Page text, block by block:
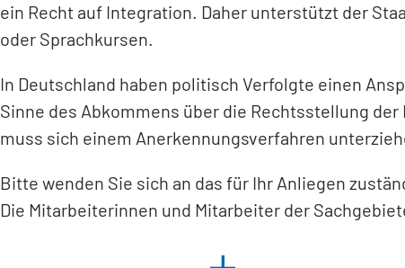
ein Recht auf Integration. Daher unterstützt der
oder Sprachkursen.
In Deutschland haben politisch Verfolgte einen
Sinne des Abkommens über die Rechtsstellung
muss sich einem Anerkennungsverfahren
Bitte wenden Sie sich an das für Ihr Anliegen
Die Mitarbeiterinnen und Mitarbeiter der